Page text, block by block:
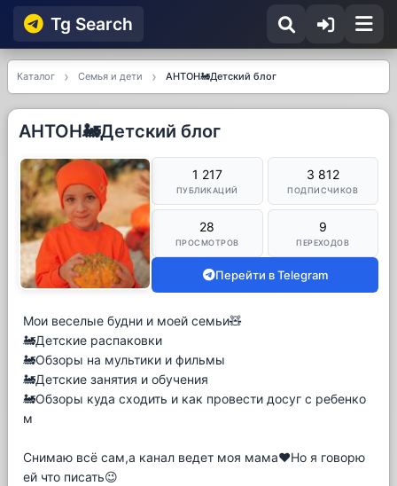
Tg Searсh
Каталог Семья и дети АНТОН🚂Детский блог
АНТОН🚂Детский блог
1 217
ПУБЛИКАЦИЙ
3 812
ПОДПИСЧИКОВ
28
ПРОСМОТРОВ
9
ПЕРЕХОДОВ
Перейти в Telegram
Мои веселые будни и моей семьи🧸
🚂Детские распаковки
🚂Обзоры на мультики и фильмы
🚂Детские занятия и обучения
🚂Обзоры куда сходить и как провести досуг с ребенко
м
Снимаю всё сам,а канал ведет моя мама❤️Но я говорю
ей что писать😉